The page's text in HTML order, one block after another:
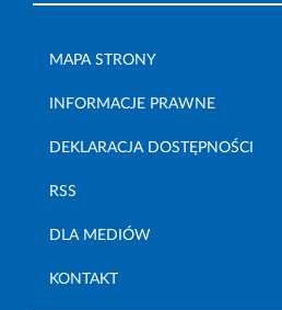
MAPA STRONY
INFORMACJE PRAWNE
DEKLARACJA DOSTĘPNOŚCI
RSS
DLA MEDIÓW
KONTAKT